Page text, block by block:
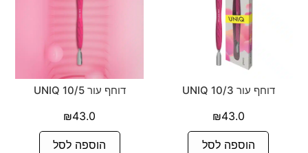
דוחף עור 10/3 UNIQ
₪43.0
הוספה לסל
דוחף עור 10/5 UNIQ
₪43.0
הוספה לסל